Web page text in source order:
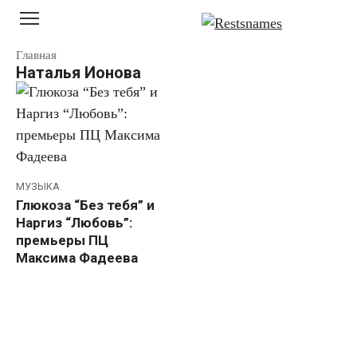
Перейти
контенту
Главная
Наталья Ионова
МУЗЫКА
Глюкоза “Без тебя” и
Наргиз “Любовь”:
премьеры ПЦ
Максима Фадеева